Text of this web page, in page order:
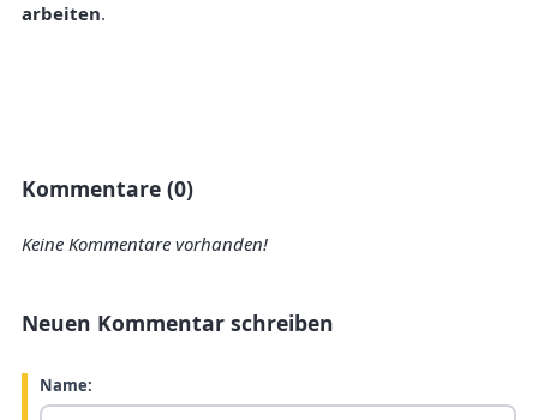
arbeiten.
Kommentare (0)
Keine Kommentare vorhanden!
Neuen Kommentar schreiben
Name: